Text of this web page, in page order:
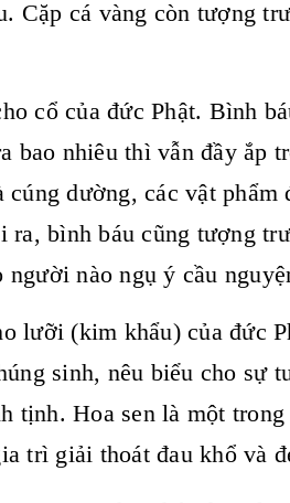
Cặp cá vàng còn tượng
cổ của đức Phật. Bình
bao nhiêu thì vẫn đầy ắp
dường, các vật
ra, bình báu cũng tượng
nào ngụ ý cầu
lưỡi (kim khẩu) của đức
sinh, nêu biểu cho sự
tịnh. Hoa sen là một
trì giải thoát đau khổ và